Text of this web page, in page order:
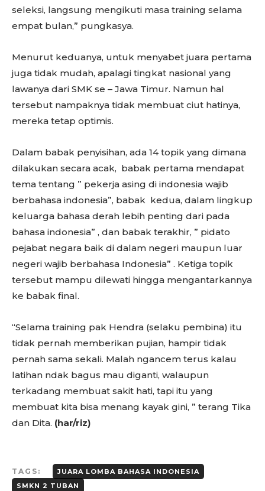
seleksi, langsung mengikuti masa training selama
empat bulan,” pungkasya.
Menurut keduanya, untuk menyabet juara pertama
juga tidak mudah, apalagi tingkat nasional yang
lawanya dari SMK se – Jawa Timur. Namun hal
tersebut nampaknya tidak membuat ciut hatinya,
mereka tetap optimis.
Dalam babak penyisihan, ada 14 topik yang dimana
dilakukan secara acak, babak pertama mendapat
tema tentang ” pekerja asing di indonesia wajib
berbahasa indonesia”, babak kedua, dalam lingkup
keluarga bahasa derah lebih penting dari pada
bahasa indonesia” , dan babak terakhir, ” pidato
pejabat negara baik di dalam negeri maupun luar
negeri wajib berbahasa Indonesia” . Ketiga topik
tersebut mampu dilewati hingga mengantarkannya
ke babak final.
“Selama training pak Hendra (selaku pembina) itu
tidak pernah memberikan pujian, hampir tidak
pernah sama sekali. Malah ngancem terus kalau
latihan ndak bagus mau diganti, walaupun
terkadang membuat sakit hati, tapi itu yang
membuat kita bisa menang kayak gini, ” terang Tika
dan Dita. (har/riz)
TAGS:
JUARA LOMBA BAHASA INDONESIA
SMKN 2 TUBAN